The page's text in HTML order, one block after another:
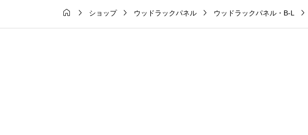
  ショップ  ウッドラックパネル  ウッドラックパネル・B-L 